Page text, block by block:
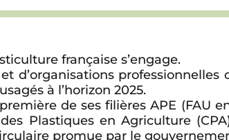
française s’engage.
d’organisations
à l’horizon 2025.
de ses filières APE (FAU
Plastiques en Agriculture
promue par le